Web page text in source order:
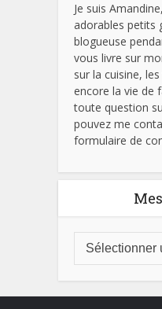
Je suis
adorables petits
blogueuse
vous livre sur
sur la cuisine,
encore la vie de
toute question
pouvez me
formulaire de